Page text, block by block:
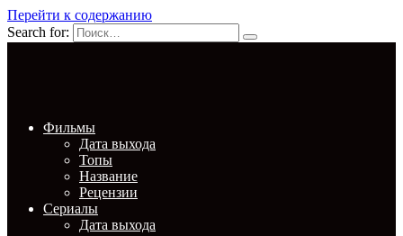
Перейти к содержанию
Search for:
Фильмы
Дата выхода
Топы
Название
Рецензии
Сериалы
Дата выхода